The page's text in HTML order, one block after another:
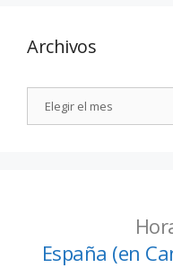
Archivos
España (en